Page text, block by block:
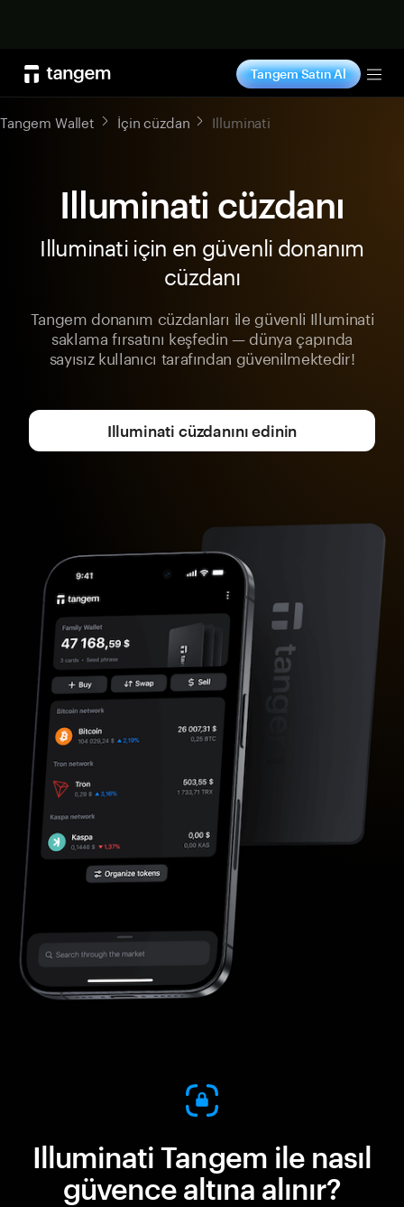
Tangem Satın Al
Tangem Wallet İçin cüzdan Illuminati
Illuminati cüzdanı
Illuminati için en güvenli donanım
cüzdanı
Tangem donanım cüzdanları ile güvenli Illuminati
saklama fırsatını keşfedin — dünya çapında
sayısız kullanıcı tarafından güvenilmektedir!
Illuminati cüzdanını edinin
Illuminati Tangem ile nasıl
güvence altına alınır?